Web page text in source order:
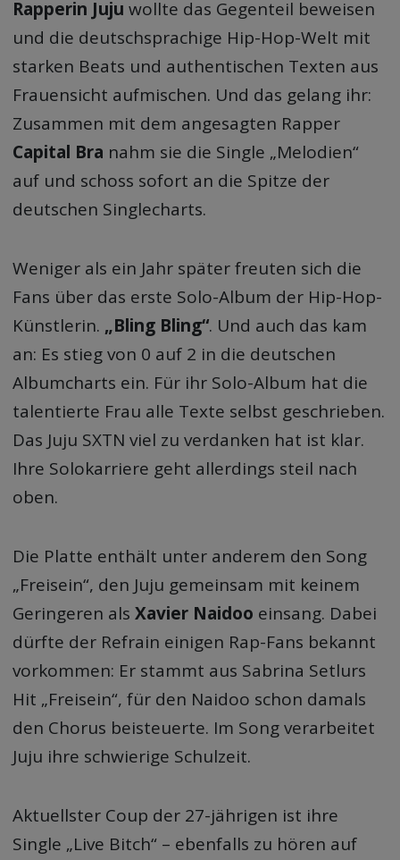
Rapperin Juju wollte das Gegenteil beweisen
und die deutschsprachige Hip-Hop-Welt mit
starken Beats und authentischen Texten aus
Frauensicht aufmischen. Und das gelang ihr:
Zusammen mit dem angesagten Rapper
Capital Bra nahm sie die Single „Melodien“
auf und schoss sofort an die Spitze der
deutschen Singlecharts.
Weniger als ein Jahr später freuten sich die
Fans über das erste Solo-Album der Hip-Hop-
Künstlerin. „Bling Bling“. Und auch das kam
an: Es stieg von 0 auf 2 in die deutschen
Albumcharts ein. Für ihr Solo-Album hat die
talentierte Frau alle Texte selbst geschrieben.
Das Juju SXTN viel zu verdanken hat ist klar.
Ihre Solokarriere geht allerdings steil nach
oben.
Die Platte enthält unter anderem den Song
„Freisein“, den Juju gemeinsam mit keinem
Geringeren alsXavier Naidoo einsang. Dabei
dürfte der Refrain einigen Rap-Fans bekannt
vorkommen: Er stammt aus Sabrina Setlurs
Hit „Freisein“, für den Naidoo schon damals
den Chorus beisteuerte. Im Song verarbeitet
Juju ihre schwierige Schulzeit.
Aktuellster Coup der 27-jährigen ist ihre
Single „Live Bitch“ – ebenfalls zu hören auf